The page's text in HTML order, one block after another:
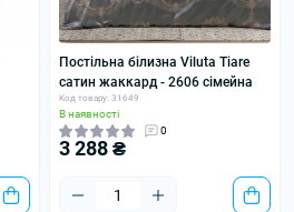
Постільна білизна Viluta Tiare
сатин жаккард - 2606 сімейна
Код товару: 31649
В наявності
0
3 288 ₴